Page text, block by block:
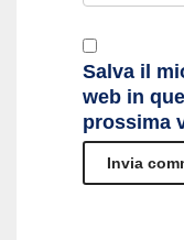
Salva il
web in
prossima